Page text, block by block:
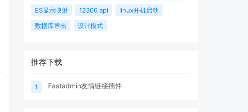
ES显示映射
12306 api
linux开机启动
数据库导出
设计模式
推荐下载
1 Fastadmin友情链接插件